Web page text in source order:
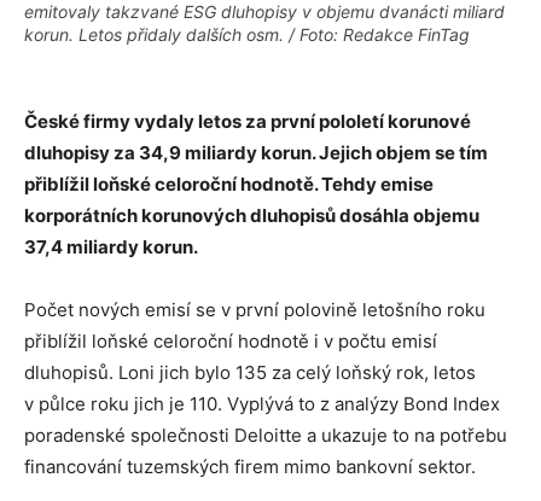
emitovaly takzvané ESG dluhopisy v objemu dvanácti miliard
korun. Letos přidaly dalších osm. / Foto: Redakce FinTag
České firmy vydaly letos za první pololetí korunové
dluhopisy za 34,9 miliardy korun. Jejich objem se tím
přiblížil loňské celoroční hodnotě. Tehdy emise
korporátních korunových dluhopisů dosáhla objemu
37,4 miliardy korun.
Počet nových emisí se v první polovině letošního roku
přiblížil loňské celoroční hodnotě i v počtu emisí
dluhopisů. Loni jich bylo 135 za celý loňský rok, letos
v půlce roku jich je 110. Vyplývá to z analýzy Bond Index
poradenské společnosti Deloitte a ukazuje to na potřebu
financování tuzemských firem mimo bankovní sektor.